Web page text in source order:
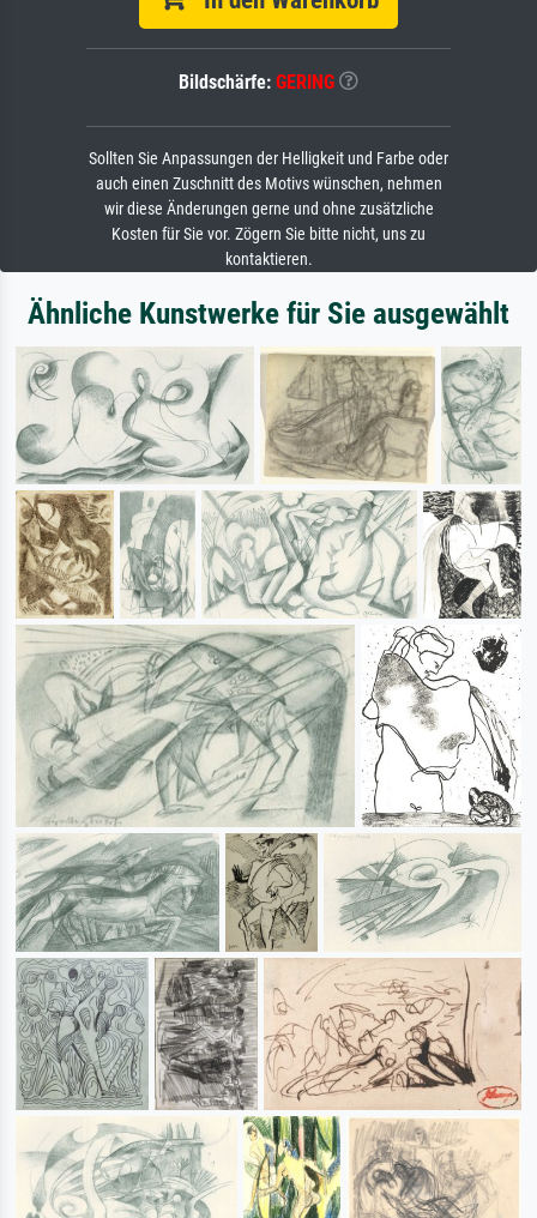
Bildschärfe: GERING
Sollten Sie Anpassungen der Helligkeit und Farbe oder
auch einen Zuschnitt des Motivs wünschen, nehmen
wir diese Änderungen gerne und ohne zusätzliche
Kosten für Sie vor. Zögern Sie bitte nicht, uns zu
kontaktieren.
Ähnliche Kunstwerke für Sie ausgewählt